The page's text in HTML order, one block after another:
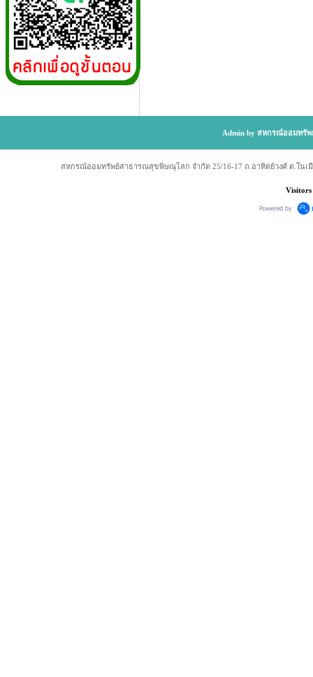
Admin by สหกรณ์ออมทรั
สหกรณ์ออมทรัพย์สาธารณสุขพิษณุโลก จำกัด 25/16-17 ถ.อาทิตย์วงศ์ ต.ในเ
Visitors